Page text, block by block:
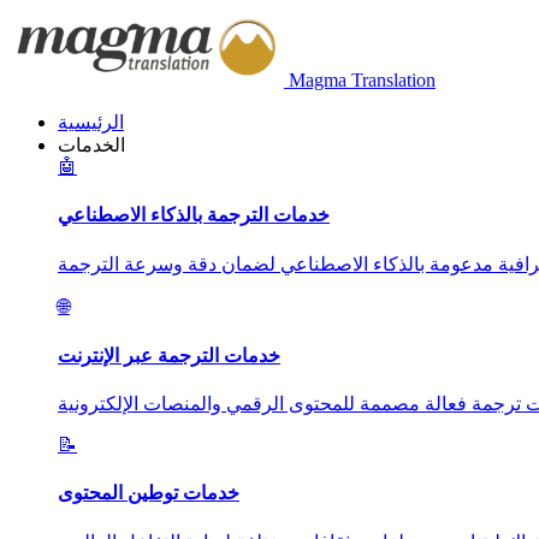
Magma Translation
الرئيسية
الخدمات
🤖
خدمات الترجمة بالذكاء الاصطناعي
🌐
خدمات الترجمة عبر الإنترنت
📝
خدمات توطين المحتوى